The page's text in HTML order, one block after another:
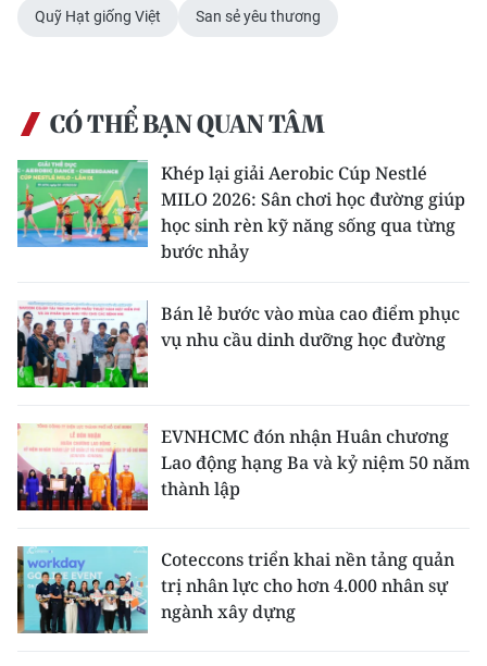
Chuyên trang Hà Nội
CHUYÊN ĐỀ
CÁC CHUYÊN TRANG
VỀ BÁO NHÂN DÂN
NHÂN DÂN CUỐI TUẦN
MUA BÁO
ĐỌC BÁO IN
ENGLISH
中文
Quỹ Hạt giống Việt San sẻ yêu thương
CÓ THỂ BẠN QUAN TÂM
Khép lại giải Aerobic Cúp Nestlé
MILO 2026: Sân chơi học đường giúp
học sinh rèn kỹ năng sống qua từng
bước nhảy
Bán lẻ bước vào mùa cao điểm phục
vụ nhu cầu dinh dưỡng học đường
EVNHCMC đón nhận Huân chương
Lao động hạng Ba và kỷ niệm 50 năm
thành lập
Coteccons triển khai nền tảng quản
trị nhân lực cho hơn 4.000 nhân sự
ngành xây dựng